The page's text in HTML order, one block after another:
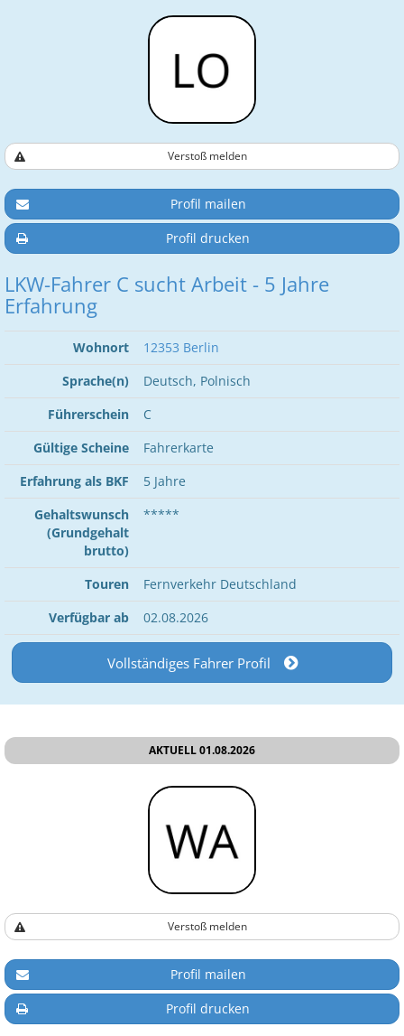
Verstoß melden
Profil mailen
Profil drucken
LKW-Fahrer C sucht Arbeit - 5 Jahre
Erfahrung
Wohnort
12353 Berlin
Sprache(n)
Deutsch, Polnisch
Führerschein
C
Gültige Scheine
Fahrerkarte
Erfahrung als BKF
5 Jahre
Gehaltswunsch
(Grundgehalt
brutto)
*****
Touren
Fernverkehr Deutschland
Verfügbar ab
02.08.2026
Vollständiges Fahrer Profil
AKTUELL 01.08.2026
Verstoß melden
Profil mailen
Profil drucken